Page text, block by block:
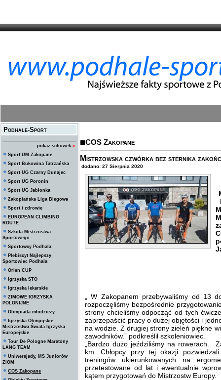
Podhale-Sport
pokaż schowek »
Sport UM Zakopane
Sport Bukowina Tatrzańska
Sport UG Czarny Dunajec
Sport UG Poronin
Sport UG Jabłonka
Zakopiańska Liga Biegowa
Sport i zdrowie
EUROPEAN CLIMBING
ROUTE
Szkoła Mistrzostwa
Sportowego
Sportowcy Podhala
Plebiscyt Najlepszy
Sportowiec Podhala
Orlen CUP
Igrzyska STO
Igrzyska lekarskie
ZIMOWE IGRZYSKA
POLONIJNE
Olimpiada młodzieży
Igrzyska Olimpijskie
Mistrzostwa Świata Igrzyska
Europejskie
Tour De Pologne Maratony
LANG TEAM
Uniwersjady, MS Juniorów
ZIOM
COS Zakopane
COS Zakopane
Mistrzowska czwórka bez sternika
dodano: 27 Sierpnia 2020
„ W Zakopanem przebywaliśmy od
rozpoczęliśmy bezpośrednie
strony chcieliśmy odpocząć od tych
zaprzepaścić pracy o dużej objętości i
na wodzie. Z drugiej strony zieleń piękne
zawodników.” podkreślił szkoleniowiec.
„Bardzo dużo jeździliśmy na rowerach.
km. Chłopcy przy tej okazji
treningów ukierunkowanych na
przetestowane od lat i ewentualnie
kątem przygotowań do Mistrzostw Europy.